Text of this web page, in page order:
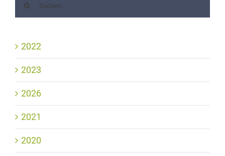
2022
2023
2026
2021
2020